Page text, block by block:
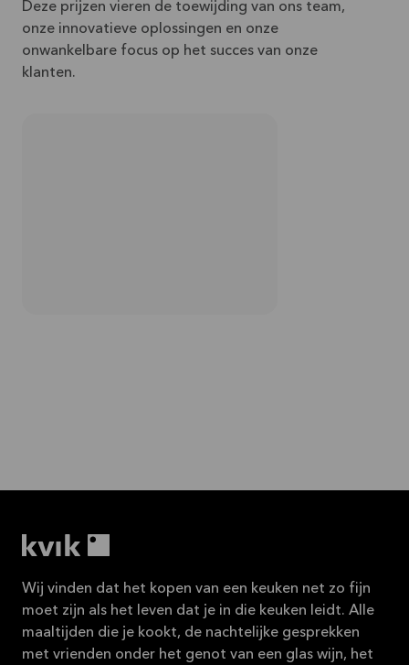
Deze prijzen vieren de toewijding van ons team,
onze innovatieve oplossingen en onze
onwankelbare focus op het succes van onze
klanten.
Wij vinden dat het kopen van een keuken net zo fijn
moet zijn als het leven dat je in die keuken leidt. Alle
maaltijden die je kookt, de nachtelijke gesprekken
met vrienden onder het genot van een glas wijn, het